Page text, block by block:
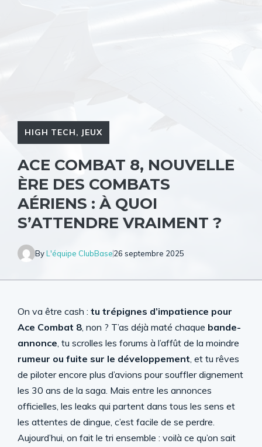
HIGH TECH, JEUX
ACE COMBAT 8, NOUVELLE
ÈRE DES COMBATS
AÉRIENS : À QUOI
S’ATTENDRE VRAIMENT ?
ByL'équipe ClubBase26 septembre 2025
On va être cash : tu trépignes d’impatience pour
Ace Combat 8, non ? T’as déjà maté chaque bande-
annonce, tu scrolles les forums à l’affût de la moindre
rumeur ou fuite sur le développement, et tu rêves
de piloter encore plus d’avions pour souffler dignement
les 30 ans de la saga. Mais entre les annonces
officielles, les leaks qui partent dans tous les sens et
les attentes de dingue, c’est facile de se perdre.
Aujourd’hui, on fait le tri ensemble : voilà ce qu’on sait